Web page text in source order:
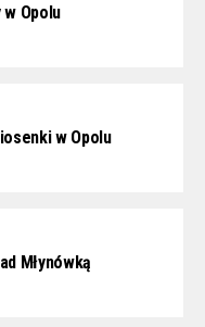
Opolu
w Opolu
Młynówką